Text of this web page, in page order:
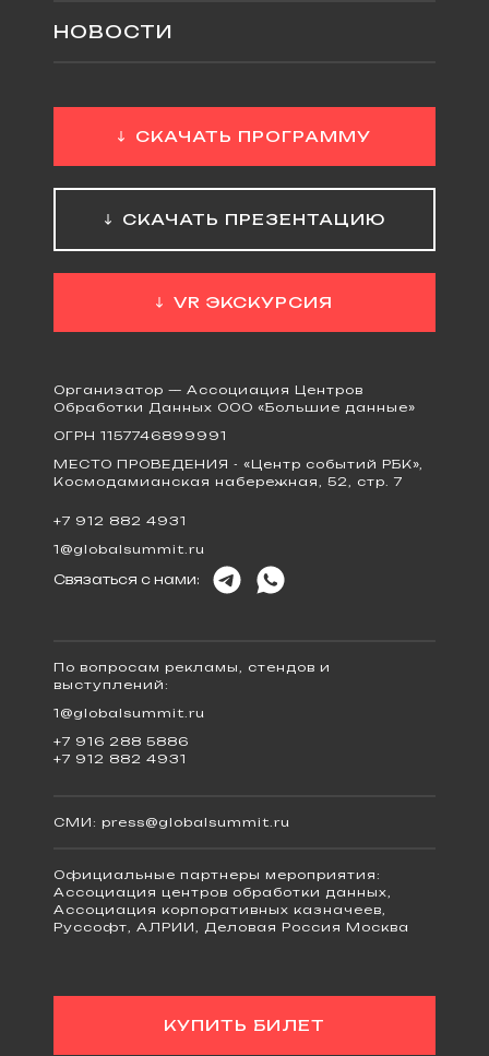
НОВОСТИ
СКАЧАТЬ ПРОГРАММУ
СКАЧАТЬ ПРЕЗЕНТАЦИЮ
VR ЭКСКУРСИЯ
Организатор — Ассоциация Центров
Обработки Данных ООО «Большие данные»
ОГРН 1157746899991
МЕСТО ПРОВЕДЕНИЯ - «Центр событий РБК»,
Космодамианская набережная, 52, стр. 7
+7 912 882 4931
1@globalsummit.ru
Связаться с нами:
По вопросам рекламы, стендов и
выступлений:
1@globalsummit.ru
+7 916 288 5886
+7 912 882 4931
СМИ: press@globalsummit.ru
Официальные партнеры мероприятия:
Ассоциация центров обработки данных,
Ассоциация корпоративных казначеев,
Руссофт, АЛРИИ, Деловая Россия Москва
КУПИТЬ БИЛЕТ